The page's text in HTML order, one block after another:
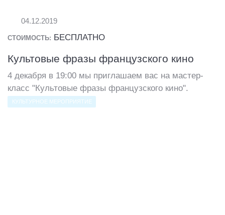
04.12.2019
СТОИМОСТЬ: БЕСПЛАТНО
Культовые фразы французского кино
4 декабря в 19:00 мы приглашаем вас на мастер-
класс "Культовые фразы французского кино".
КУЛЬТУРНОЕ МЕРОПРИЯТИЕ